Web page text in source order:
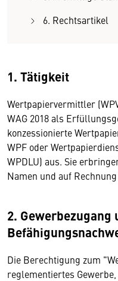
6. Rechtsartikel
1. Tätigkeit
Wertpapiervermittler
WAG 2018 als
konzessionierte
WPF oder
WPDLU) aus. Sie
Namen und auf
2. Gewerbezugang
Die Berechtigung zum
reglementiertes